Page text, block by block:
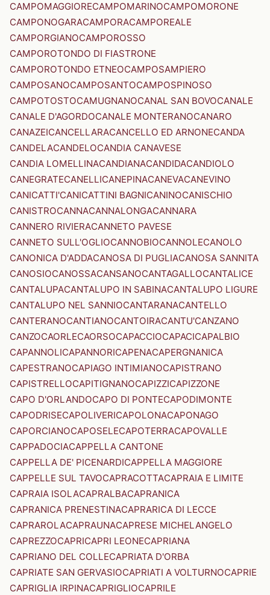
CAMPOMAGGIORECAMPOMARINOCAMPOMORONE
CAMPONOGARACAMPORACAMPOREALE
CAMPORGIANOCAMPOROSSO
CAMPOROTONDO DI FIASTRONE
CAMPOROTONDO ETNEOCAMPOSAMPIERO
CAMPOSANOCAMPOSANTOCAMPOSPINOSO
CAMPOTOSTOCAMUGNANOCANAL SAN BOVOCANALE
CANALE D'AGORDOCANALE MONTERANOCANARO
CANAZEICANCELLARACANCELLO ED ARNONECANDA
CANDELACANDELOCANDIA CANAVESE
CANDIA LOMELLINACANDIANACANDIDACANDIOLO
CANEGRATECANELLICANEPINACANEVACANEVINO
CANICATTI'CANICATTINI BAGNICANINOCANISCHIO
CANISTROCANNACANNALONGACANNARA
CANNERO RIVIERACANNETO PAVESE
CANNETO SULL'OGLIOCANNOBIOCANNOLECANOLO
CANONICA D'ADDACANOSA DI PUGLIACANOSA SANNITA
CANOSIOCANOSSACANSANOCANTAGALLOCANTALICE
CANTALUPACANTALUPO IN SABINACANTALUPO LIGURE
CANTALUPO NEL SANNIOCANTARANACANTELLO
CANTERANOCANTIANOCANTOIRACANTU'CANZANO
CANZOCAORLECAORSOCAPACCIOCAPACICAPALBIO
CAPANNOLICAPANNORICAPENACAPERGNANICA
CAPESTRANOCAPIAGO INTIMIANOCAPISTRANO
CAPISTRELLOCAPITIGNANOCAPIZZICAPIZZONE
CAPO D'ORLANDOCAPO DI PONTECAPODIMONTE
CAPODRISECAPOLIVERICAPOLONACAPONAGO
CAPORCIANOCAPOSELECAPOTERRACAPOVALLE
CAPPADOCIACAPPELLA CANTONE
CAPPELLA DE' PICENARDICAPPELLA MAGGIORE
CAPPELLE SUL TAVOCAPRACOTTACAPRAIA E LIMITE
CAPRAIA ISOLACAPRALBACAPRANICA
CAPRANICA PRENESTINACAPRARICA DI LECCE
CAPRAROLACAPRAUNACAPRESE MICHELANGELO
CAPREZZOCAPRICAPRI LEONECAPRIANA
CAPRIANO DEL COLLECAPRIATA D'ORBA
CAPRIATE SAN GERVASIOCAPRIATI A VOLTURNOCAPRIE
CAPRIGLIA IRPINACAPRIGLIOCAPRILE